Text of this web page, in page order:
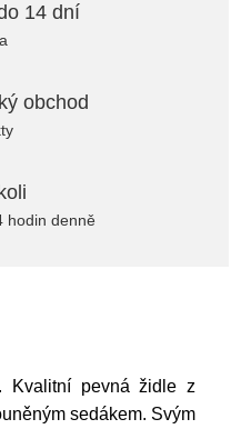
14 dní
obchod
hodin denně
Kvalitní pevná židle z
sedákem. Svým